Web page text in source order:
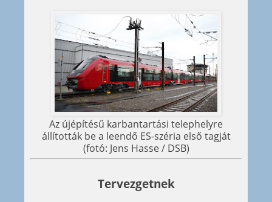
Az újépítésű karbantartási telephelyre
állították be a leendő ES-széria első tagját
(fotó: Jens Hasse / DSB)
Tervezgetnek